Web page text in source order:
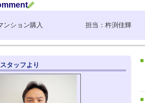
ンション購入 担当：杵渕佳輝
タッフより